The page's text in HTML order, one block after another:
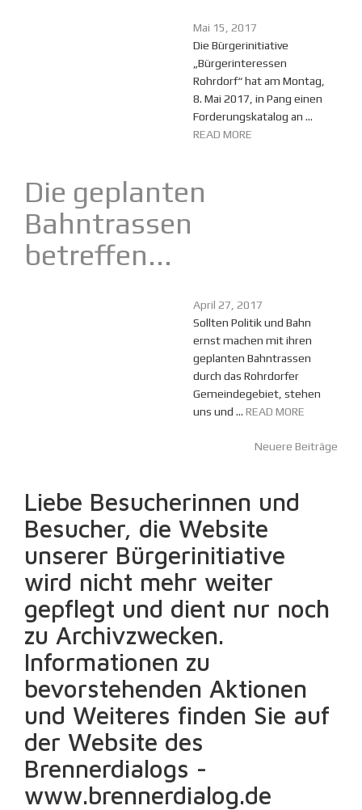
Mai 15, 2017
Die Bürgerinitiative
„Bürgerinteressen
Rohrdorf“ hat am Montag,
8. Mai 2017, in Pang einen
Forderungskatalog an ...
READ MORE
Die geplanten
Bahntrassen
betreffen...
April 27, 2017
Sollten Politik und Bahn
ernst machen mit ihren
geplanten Bahntrassen
durch das Rohrdorfer
Gemeindegebiet, stehen
uns und ... READ MORE
Neuere Beiträge
Liebe Besucherinnen und
Besucher, die Website
unserer Bürgerinitiative
wird nicht mehr weiter
gepflegt und dient nur noch
zu Archivzwecken.
Informationen zu
bevorstehenden Aktionen
und Weiteres finden Sie auf
der Website des
Brennerdialogs -
www.brennerdialog.de